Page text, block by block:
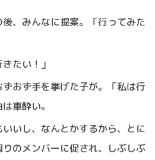
、みんなに提案。「行ってみた
たい！」
おず手を挙げた子が。「私は行
車酔い。
いいし、なんとかするから、とに
のメンバーに促され、しぶしぶ